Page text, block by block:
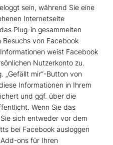
sein, während Sie eine
Internetseite
Plug-in gesammelten
von Facebook
weist Facebook
Nutzerkonto zu.
„Gefällt mir“-Button von
Informationen in Ihrem
und ggf. über die
Wenn Sie das
sich entweder vor dem
bei Facebook ausloggen
ons für Ihren